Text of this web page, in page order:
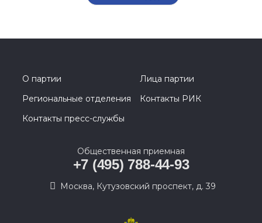
О партии
Лица партии
Региональные отделения
Контакты РИК
Контакты пресс-службы
Общественная приемная
+7 (495) 788-44-93
Москва, Кутузовский проспект, д. 39